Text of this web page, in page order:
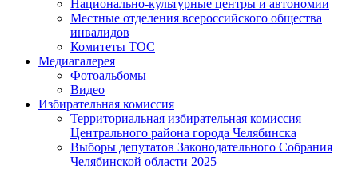
Национально-культурные центры и автономии
Местные отделения всероссийского общества
инвалидов
Комитеты ТОС
Медиагалерея
Фотоальбомы
Видео
Избирательная комиссия
Территориальная избирательная комиссия
Центрального района города Челябинска
Выборы депутатов Законодательного Собрания
Челябинской области 2025